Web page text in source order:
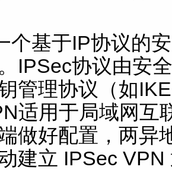
个基于IP协议的
IPSec协议由安
管理协议（如
适用于局域网互
做好配置，两异
建立 IPSec VPN